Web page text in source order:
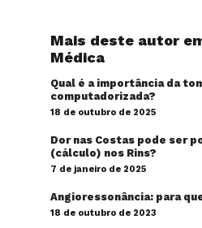
Mais deste autor
Médica
Qual é a importância da
computadorizada?
18 de outubro de 2025
Dor nas Costas pode ser
(cálculo) nos Rins?
7 de janeiro de 2025
Angioressonância: para
18 de outubro de 2023